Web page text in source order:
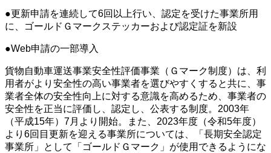
●更新申請を連続して6回以上行い、認定を受けた事業所用
に、ゴールドＧマークステッカーおよび認定証を新設
●Web申請の一部導入
貨物自動車運送事業安全性評価事業（Ｇマーク制度）は、利
用者がより安全性の高い事業者を選びやすくすると共に、事
業者全体の安全性向上に対する意識を高めるため、事業者の
安全性を正当に評価し、認定し、公表する制度。2003年
（平成15年）7月より開始。また、2023年度（令和5年度）
より6回目更新を迎える事業所については、「長期安全認定
事業所」として「ゴールドＧマーク」が使用できるようにな